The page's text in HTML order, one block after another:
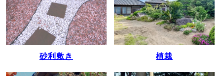
砂利敷き 植栽